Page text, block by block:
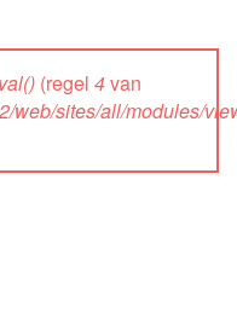
(regel 4van
web/sites/all/modules/